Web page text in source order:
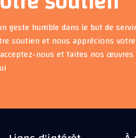
geste humble dans le but de
soutien et nous apprécions
nous et faites nos